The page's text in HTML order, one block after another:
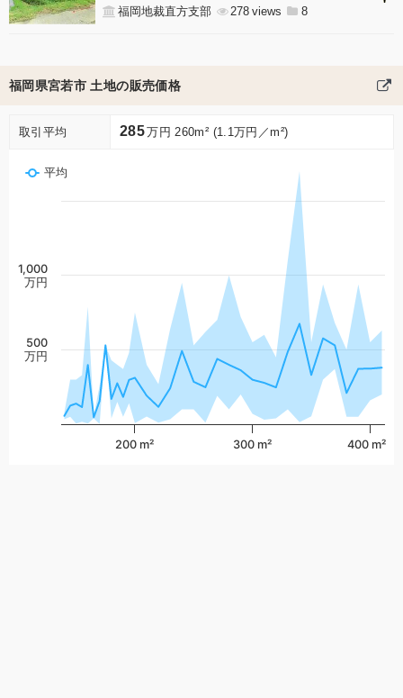
福岡地裁直方支部
278 8
福岡県宮若市 土地の販売価格
取引平均 285万円 260m² (1.1万円／m²)
平均
200 m² 300 m² 400 m²
500
万円
1,000
万円